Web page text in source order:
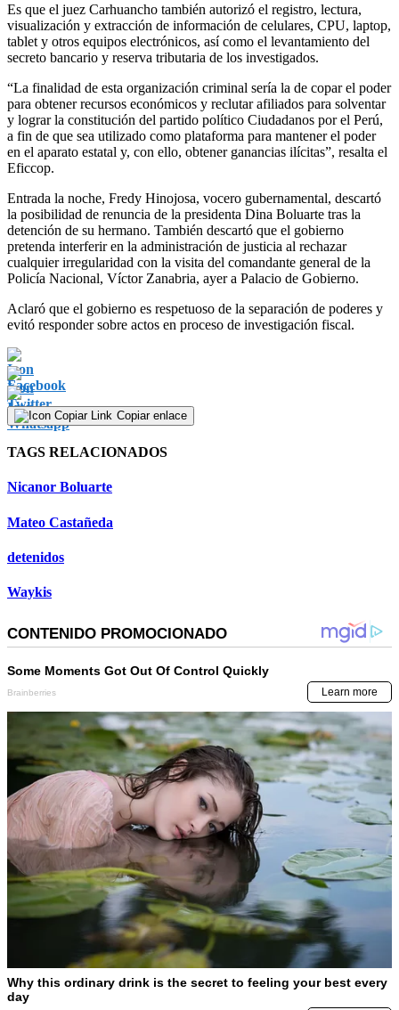
Es que el juez Carhuancho también autorizó el registro, lectura,
visualización y extracción de información de celulares, CPU, laptop,
tablet y otros equipos electrónicos, así como el levantamiento del
secreto bancario y reserva tributaria de los investigados.
“La finalidad de esta organización criminal sería la de copar el poder
para obtener recursos económicos y reclutar afiliados para solventar
y lograr la constitución del partido político Ciudadanos por el Perú,
a fin de que sea utilizado como plataforma para mantener el poder
en el aparato estatal y, con ello, obtener ganancias ilícitas”, resalta el
Eficcop.
Entrada la noche, Fredy Hinojosa, vocero gubernamental, descartó
la posibilidad de renuncia de la presidenta Dina Boluarte tras la
detención de su hermano. También descartó que el gobierno
pretenda interferir en la administración de justicia al rechazar
cualquier irregularidad con la visita del comandante general de la
Policía Nacional, Víctor Zanabria, ayer a Palacio de Gobierno.
Aclaró que el gobierno es respetuoso de la separación de poderes y
evitó responder sobre actos en proceso de investigación fiscal.
Copiar enlace
TAGS RELACIONADOS
Nicanor Boluarte
Mateo Castañeda
detenidos
Waykis